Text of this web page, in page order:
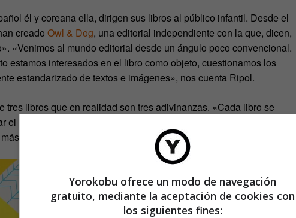
él y coreana ella, dirigen sus libros al público infantil. Desde el
creado Owl & Dog, una editorial independiente con la que, dicen,
«Venimos al mundo editorial desde un ángulo poco convencional.
estamos interesados en el libro como objeto, cuestionamos los
estandarizado de textos e imágenes», nos cuenta Ripol.
tres libros que en realidad son tres adivinanzas. «Cada libro se
el ritmo o las rimas. Cuando el libro está desplegado y se da la
Yorokobu ofrece un modo de navegación
gratuito, mediante la aceptación de cookies con
los siguientes fines: